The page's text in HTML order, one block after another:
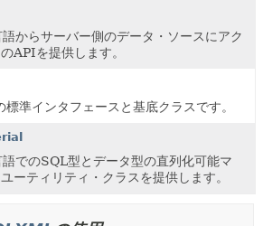
からサーバー側のデータ・ソースにアク
APIを提供します。
標準インタフェースと基底クラスです。
でのSQL型とデータ型の直列化可能マ
ーティリティ・クラスを提供します。